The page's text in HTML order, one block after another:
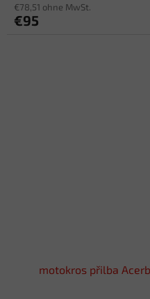
€78,51 ohne MwSt.
€95
motokros přilba